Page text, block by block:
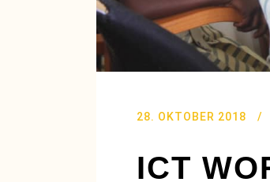
28. OKTOBER 2018
ICT